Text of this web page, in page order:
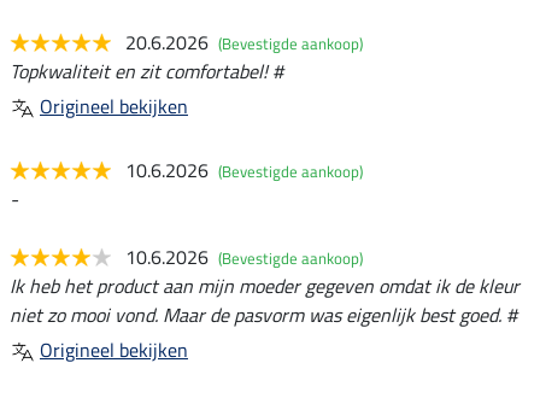
20.6.2026 (Bevestigde aankoop)
Topkwaliteit en zit comfortabel! #
Origineel bekijken
10.6.2026 (Bevestigde aankoop)
-
10.6.2026 (Bevestigde aankoop)
Ik heb het product aan mijn moeder gegeven omdat ik de kleur
niet zo mooi vond. Maar de pasvorm was eigenlijk best goed. #
Origineel bekijken